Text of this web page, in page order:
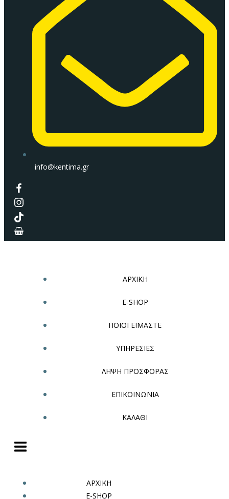
info@kentima.gr
ΑΡΧΙΚΗ
E-SHOP
ΠΟΙΟΙ ΕΙΜΑΣΤΕ
ΥΠΗΡΕΣΙΕΣ
ΛΗΨΗ ΠΡΟΣΦΟΡΑΣ
ΕΠΙΚΟΙΝΩΝΙΑ
ΚΑΛΑΘΙ
ΑΡΧΙΚΗ
E-SHOP